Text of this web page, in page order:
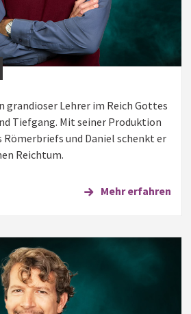
grandioser Lehrer im Reich Gottes
Tiefgang. Mit seiner Produktion
Römerbriefs und Daniel schenkt er
Reichtum.
Mehr erfahren